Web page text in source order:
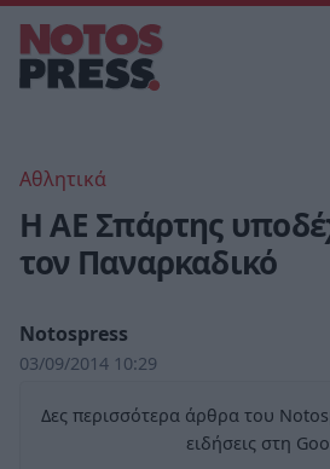
Αθλητικά
Η ΑΕ Σπάρτης
τον Παναρκαδικό
Notospress
03/09/2014 10:29
Δες περισσότερα άρθρα του
ειδήσεις στη